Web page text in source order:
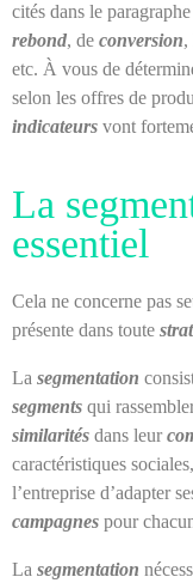
cités dans le
rebond, de conversion,
etc. À vous de
selon les offres de
indicateurs vont
La
essentiel
Cela ne concerne pas
présente dans toute
La segmentation
segments qui
similarités dans leur
caractéristiques
l’entreprise d’adapter
campagnes pour
La segmentation